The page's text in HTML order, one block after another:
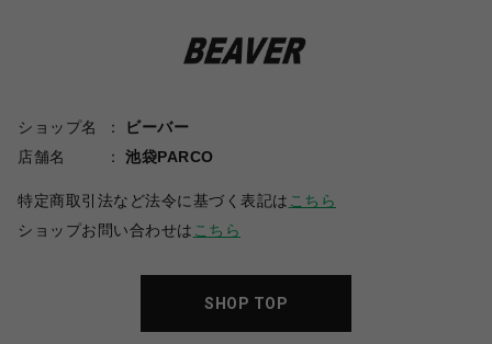
ショップ名
ビーバー
店舗名
池袋PARCO
特定商取引法など法令に基づく表記は こちら
ショップお問い合わせは こちら
SHOP TOP